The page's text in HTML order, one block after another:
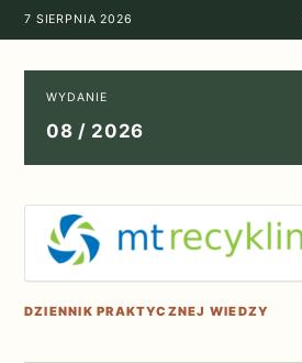
7 SIERPNIA 2026
WYDANIE
08 / 2026
DZIENNIK PRAKTYCZNEJ WIEDZY